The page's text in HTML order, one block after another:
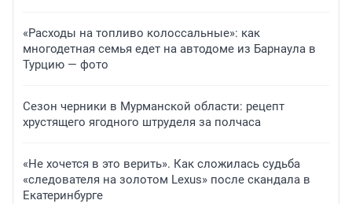
«Расходы на топливо колоссальные»: как
многодетная семья едет на автодоме из Барнаула в
Турцию — фото
Сезон черники в Мурманской области: рецепт
хрустящего ягодного штруделя за полчаса
«Не хочется в это верить». Как сложилась судьба
«следователя на золотом Lexus» после скандала в
Екатеринбурге